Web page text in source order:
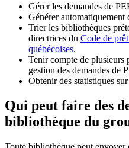
Gérer les demandes de
Générer automatiquement
Trier les bibliothèques
directrices du Code de
québécoises.
Tenir compte de plusieurs
gestion des demandes de
Obtenir des statistiques
Qui peut faire des
bibliothèque du